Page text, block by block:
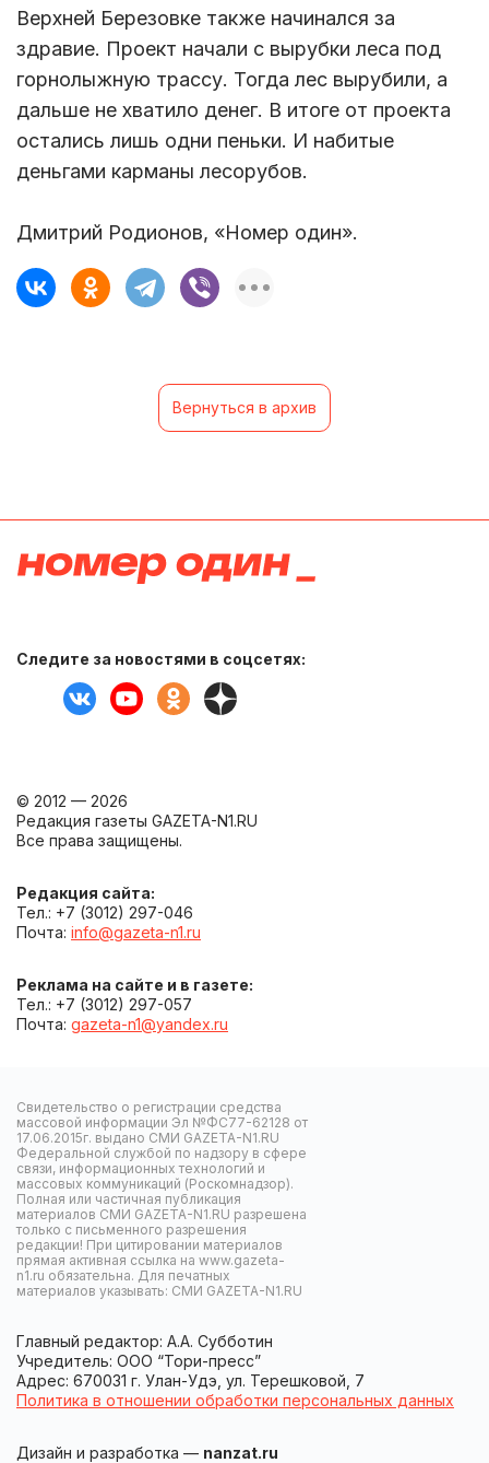
Верхней Березовке также начинался за
здравие. Проект начали с вырубки леса под
горнолыжную трассу. Тогда лес вырубили, а
дальше не хватило денег. В итоге от проекта
остались лишь одни пеньки. И набитые
деньгами карманы лесорубов.
Дмитрий Родионов, «Номер один».
Вернуться в архив
Следите за новостями в соцсетях:
© 2012 — 2026
Редакция газеты GAZETA-N1.RU
Все права защищены.
Редакция сайта:
Тел.: +7 (3012) 297-046
Почта: info@gazeta-n1.ru
Реклама на сайте и в газете:
Тел.: +7 (3012) 297-057
Почта: gazeta-n1@yandex.ru
Свидетельство о регистрации средства
массовой информации Эл №ФС77-62128 от
17.06.2015г. выдано СМИ GAZETA-N1.RU
Федеральной службой по надзору в сфере
связи, информационных технологий и
массовых коммуникаций (Роскомнадзор).
Полная или частичная публикация
материалов СМИ GAZETA-N1.RU разрешена
только с письменного разрешения
редакции! При цитировании материалов
прямая активная ссылка на www.gazeta-
n1.ru обязательна. Для печатных
материалов указывать: СМИ GAZETA-N1.RU
Главный редактор: А.А. Субботин
Учредитель: ООО “Тори-пресс”
Адрес: 670031 г. Улан-Удэ, ул. Терешковой, 7
Политика в отношении обработки персональных данных
Дизайн и разработка — nanzat.ru